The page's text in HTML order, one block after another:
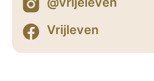
Vrijleven